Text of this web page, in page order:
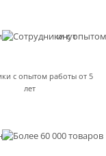
с опытом работы от 5
лет